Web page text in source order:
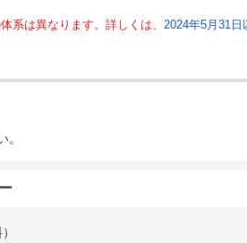
系は異なります。詳しくは、 2024年5月31日